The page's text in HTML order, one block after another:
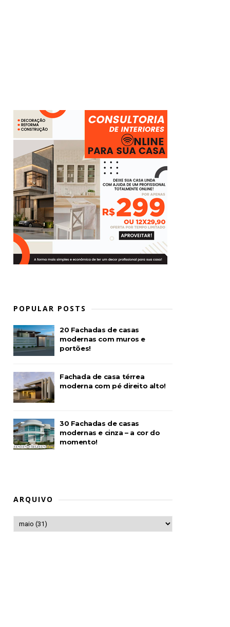
POPULAR POSTS
20 Fachadas de casas
modernas com muros e
portões!
Fachada de casa térrea
moderna com pé direito alto!
30 Fachadas de casas
modernas e cinza – a cor do
momento!
ARQUIVO